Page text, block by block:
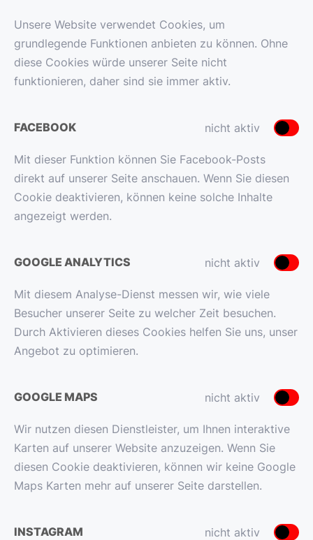
Unsere Website verwendet Cookies, um
grundlegende Funktionen anbieten zu können. Ohne
diese Cookies würde unserer Seite nicht
funktionieren, daher sind sie immer aktiv.
FACEBOOK nicht aktiv
Mit dieser Funktion können Sie Facebook-Posts
direkt auf unserer Seite anschauen. Wenn Sie diesen
Cookie deaktivieren, können keine solche Inhalte
angezeigt werden.
GOOGLE ANALYTICS nicht aktiv
Mit diesem Analyse-Dienst messen wir, wie viele
Besucher unserer Seite zu welcher Zeit besuchen.
Durch Aktivieren dieses Cookies helfen Sie uns, unser
Angebot zu optimieren.
GOOGLE MAPS nicht aktiv
Wir nutzen diesen Dienstleister, um Ihnen interaktive
Karten auf unserer Website anzuzeigen. Wenn Sie
diesen Cookie deaktivieren, können wir keine Google
Maps Karten mehr auf unserer Seite darstellen.
INSTAGRAM nicht aktiv